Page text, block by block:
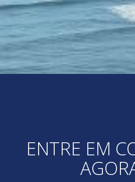
ENTRE EM